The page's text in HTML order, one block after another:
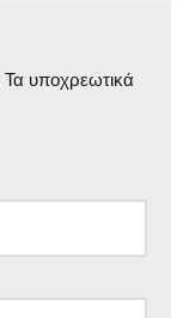
Τα υποχρεωτικά